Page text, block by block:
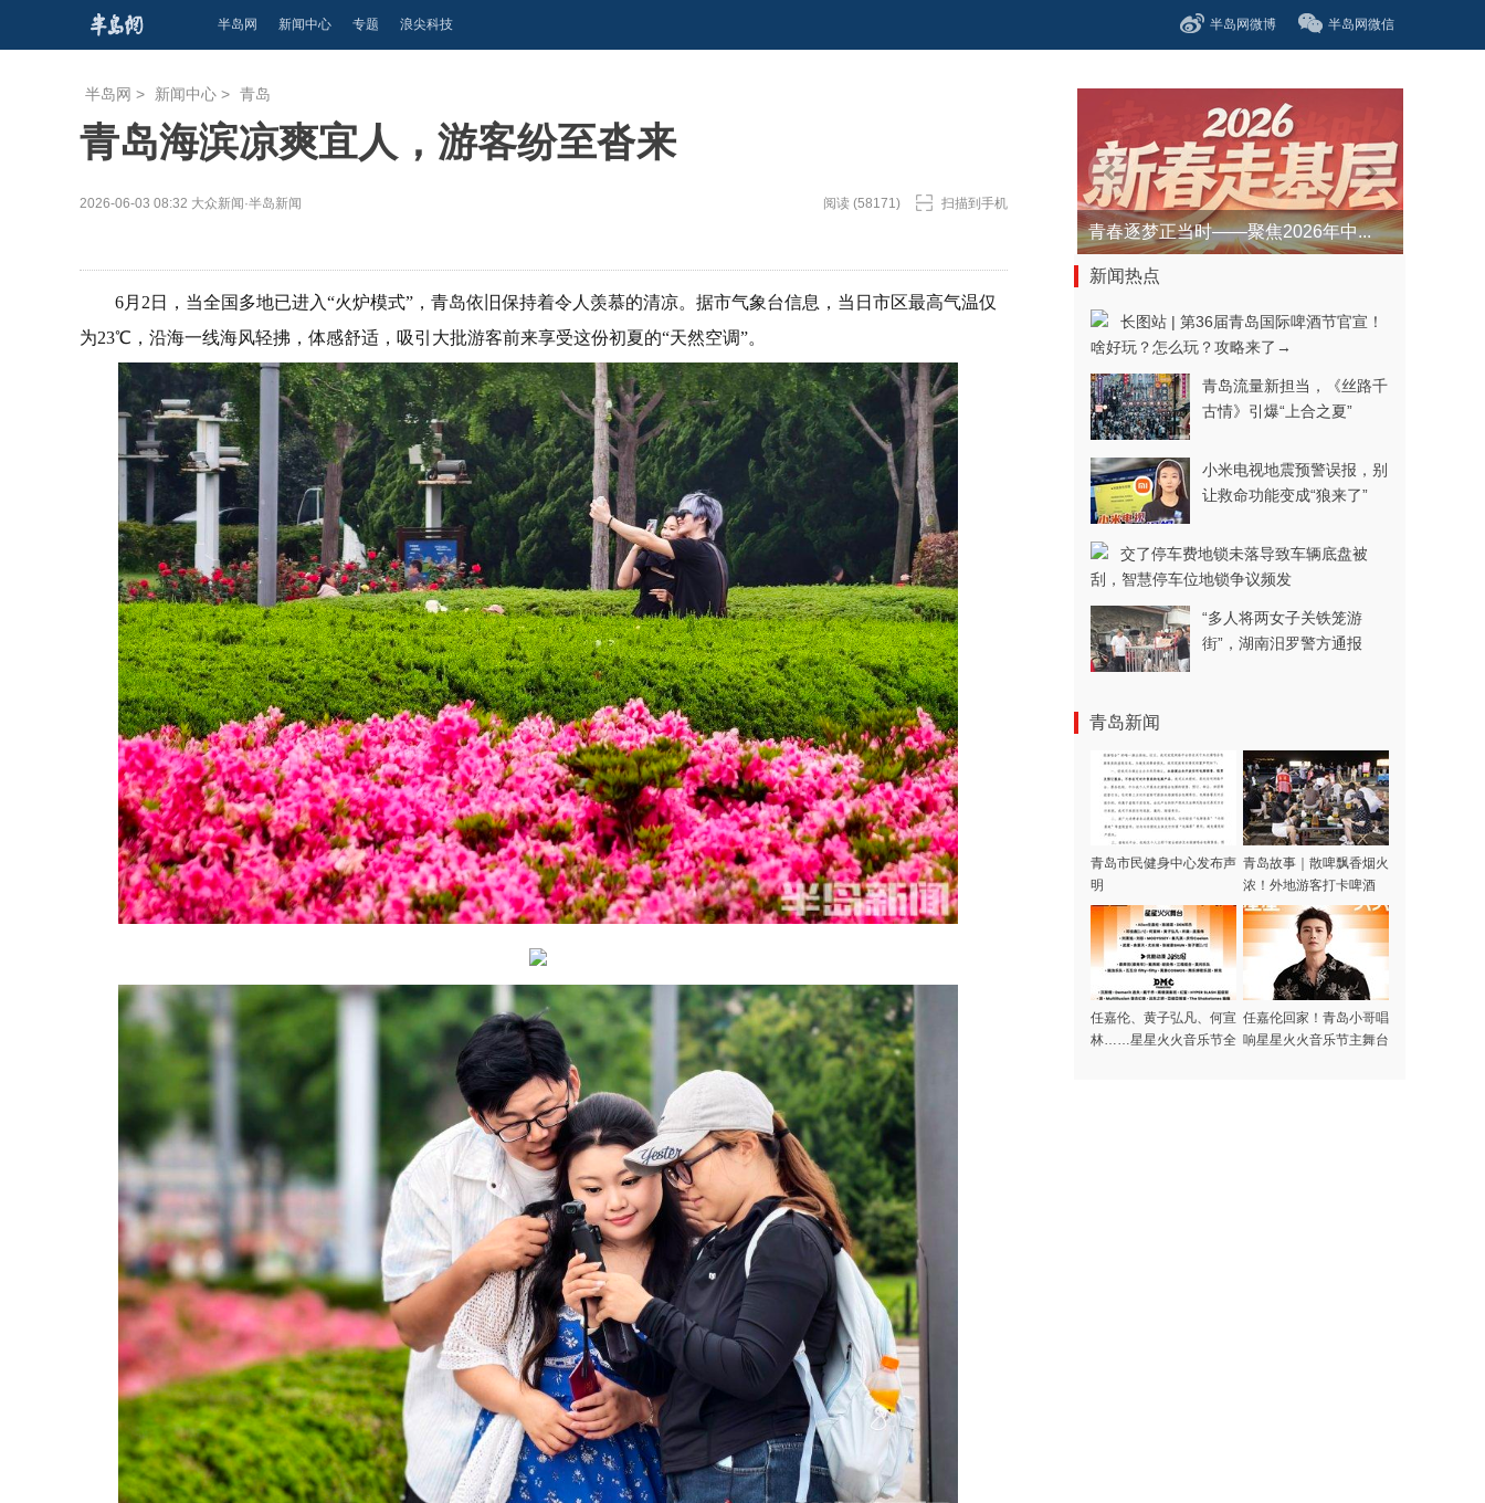
半岛网 新闻中心 专题 浪尖科技 半岛网微博 半岛网微信
半岛网 > 新闻中心 > 青岛
青岛海滨凉爽宜人，游客纷至沓来
2026-06-03 08:32 大众新闻·半岛新闻 阅读 (58171) 扫描到手机
6月2日，当全国多地已进入“火炉模式”，青岛依旧保持着令人羡慕的清凉。据市气象台信息，当日市区最高气温仅
为23℃，沿海一线海风轻拂，体感舒适，吸引大批游客前来享受这份初夏的“天然空调”。
青春逐梦正当时——聚焦2026年中...
新闻热点
长图站 | 第36届青岛国际啤酒节官宣！
啥好玩？怎么玩？攻略来了→
青岛流量新担当，《丝路千
古情》引爆“上合之夏”
小米电视地震预警误报，别
让救命功能变成“狼来了”
交了停车费地锁未落导致车辆底盘被
刮，智慧停车位地锁争议频发
“多人将两女子关铁笼游
街”，湖南汨罗警方通报
青岛新闻
青岛市民健身中心发布声
明
青岛故事｜散啤飘香烟火
浓！外地游客打卡啤酒
屋，一场生日邂逅暖心合
唱
任嘉伦、黄子弘凡、何宣
林……星星火火音乐节全
任嘉伦回家！青岛小哥唱
响星星火火音乐节主舞台